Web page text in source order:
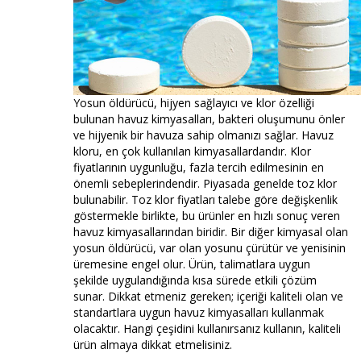
Yosun öldürücü, hijyen sağlayıcı ve klor özelliği
bulunan havuz kimyasalları, bakteri oluşumunu önler
ve hijyenik bir havuza sahip olmanızı sağlar. Havuz
kloru, en çok kullanılan kimyasallardandır. Klor
fiyatlarının uygunluğu, fazla tercih edilmesinin en
önemli sebeplerindendir. Piyasada genelde toz klor
bulunabilir. Toz klor fiyatları talebe göre değişkenlik
göstermekle birlikte, bu ürünler en hızlı sonuç veren
havuz kimyasallarından biridir. Bir diğer kimyasal olan
yosun öldürücü, var olan yosunu çürütür ve yenisinin
üremesine engel olur. Ürün, talimatlara uygun
şekilde uygulandığında kısa sürede etkili çözüm
sunar. Dikkat etmeniz gereken; içeriği kaliteli olan ve
standartlara uygun havuz kimyasalları kullanmak
olacaktır. Hangi çeşidini kullanırsanız kullanın, kaliteli
ürün almaya dikkat etmelisiniz.